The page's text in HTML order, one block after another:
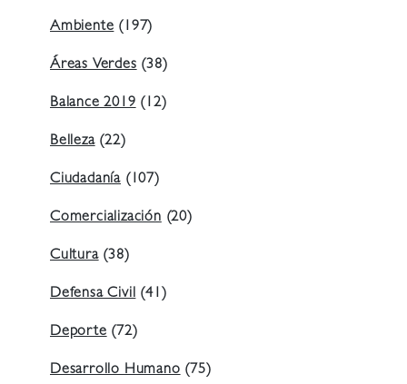
Ambiente (197)
Áreas Verdes (38)
Balance 2019 (12)
Belleza(22)
Ciudadanía (107)
Comercialización (20)
Cultura(38)
Defensa Civil (41)
Deporte (72)
Desarrollo Humano (75)